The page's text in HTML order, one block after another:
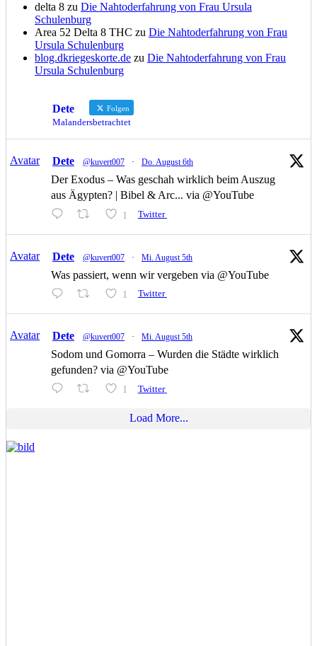
delta 8 zu Die Nahtoderfahrung von Frau Ursula
Schulenburg
Area 52 Delta 8 THC zu Die Nahtoderfahrung von Frau
Ursula Schulenburg
blog.dkriegeskorte.de zu Die Nahtoderfahrung von Frau
Ursula Schulenburg
Dete Folgen
Malandersbetrachtet
Avatar Dete @kuvert007 · Do. August 6th
Der Exodus – Was geschah wirklich beim Auszug
aus Ägypten? | Bibel & Arc... via @YouTube
1 Twitter
Avatar Dete @kuvert007 · Mi. August 5th
Was passiert, wenn wir vergeben via @YouTube
1 Twitter
Avatar Dete @kuvert007 · Mi. August 5th
Sodom und Gomorra – Wurden die Städte wirklich
gefunden? via @YouTube
1 Twitter
Load More...